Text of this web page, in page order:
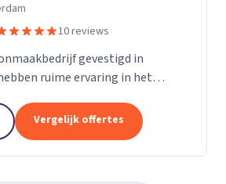
10 reviews
gevestigd in
ruime ervaring in het
en glasbewassing.
Vergelijk offertes